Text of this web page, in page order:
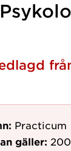
Practicum
gäller: